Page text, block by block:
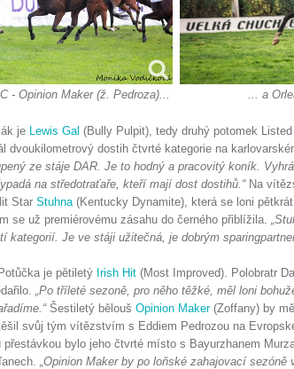
- Opinion Maker (ž. Pedroza)... ... a
je Lewis Gal (Bully Pulpit), tedy druhý potomek
dvoukilometrový dostih čtvrté kategorie na
ze stáje DAR. Je to hodný a pracovitý koník.
na středotraťaře, kteří mají dost dostihů.“Na
Star Stuhna (Kentucky Dynamite), která se loni
se už premiérovému zásahu do černého přiblížila.
kategorií. Je ve stáji užitečná, je dobrým
je pětiletý Irish Hit (Most Improved). Polobratr
„Po tříleté sezoně, pro něho těžké, měl loni
Šestiletý bělouš Opinion Maker(Zoffany) by
svůj tým vítězstvím s Eddiem Pedrozou na
bylo jeho čtvrté místo s Bayurzhanem
„Opinion Maker by po loňské zahajovací